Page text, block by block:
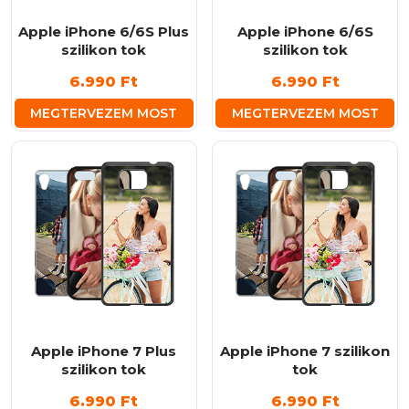
ki
Apple iPhone 6/6S Plus
szilikon tok
6.990 Ft
MEGTERVEZEM MOST
Apple iPhone 6/6S
szilikon tok
6.990 Ft
MEGTERVEZEM MOST
Apple iPhone 7 Plus
szilikon tok
6.990 Ft
Apple iPhone 7 szilikon
tok
6.990 Ft